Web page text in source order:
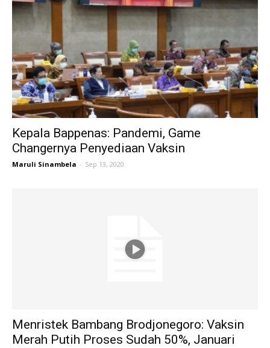
Kepala Bappenas: Pandemi, Game
Changernya Penyediaan Vaksin
Maruli Sinambela - Sep 13, 2020
Menristek Bambang Brodjonegoro: Vaksin
Merah Putih Proses Sudah 50%, Januari